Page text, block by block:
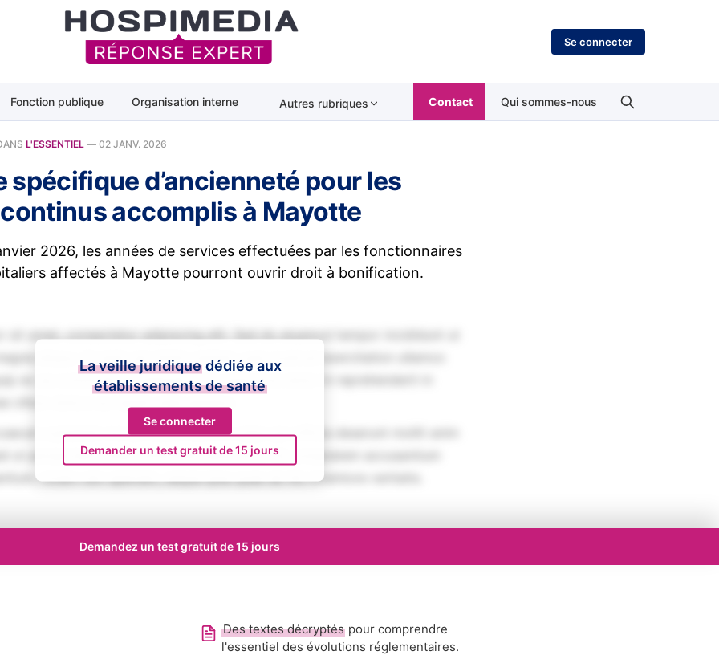
Se connecter
Fonction publique Organisation interne Autres rubriques Contact Qui sommes-nous
L'ESSENTIEL — 02 JANV. 2026
spécifique d’ancienneté pour les
accomplis à Mayotte
2026, les années de services effectuées par les fonctionnaires
affectés à Mayotte pourront ouvrir droit à bonification.
sit amet, consectetur adipiscing elit. Sed do eiusmod tempor incididunt ut
aliqua. Ut enim ad minim veniam, quis nostrud exercitation ullamco
ex ea commodo consequat. Duis aute irure dolor in reprehenderit in
cupidatat non proident, sunt in culpa qui officia deserunt mollit anim
ut perspiciatis unde omnis iste natus error sit voluptatem accusantium
totam rem aperiam, eaque ipsa quae ab illo inventore veritatis.
La veille juridique dédiée aux
établissements de santé
Se connecter
Demander un test gratuit de 15 jours
Demandez un test gratuit de 15 jours
Des textes décryptés pour comprendre
l'essentiel des évolutions réglementaires.